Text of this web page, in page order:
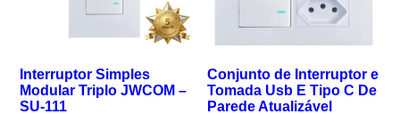
Interruptor Simples
Modular Triplo JWCOM –
SU-111
Conjunto de Interruptor e
Tomada Usb E Tipo C De
Parede Atualizável